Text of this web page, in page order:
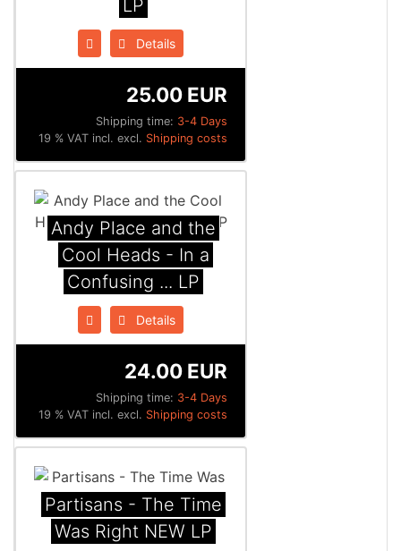
LP
Details
Shipping time: 3-4 Days
25.00 EUR
19 % VAT incl. excl. Shipping costs
Andy Place and the
Cool Heads - In a
Confusing ... LP
Details
Shipping time: 3-4 Days
24.00 EUR
19 % VAT incl. excl. Shipping costs
Partisans - The Time
Was Right NEW LP